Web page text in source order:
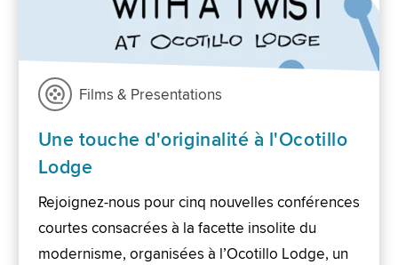
Films & Presentations
Une touche d'originalité à l'Ocotillo
Lodge
Rejoignez-nous pour cinq nouvelles conférences
courtes consacrées à la facette insolite du
modernisme, organisées à l’Ocotillo Lodge, un